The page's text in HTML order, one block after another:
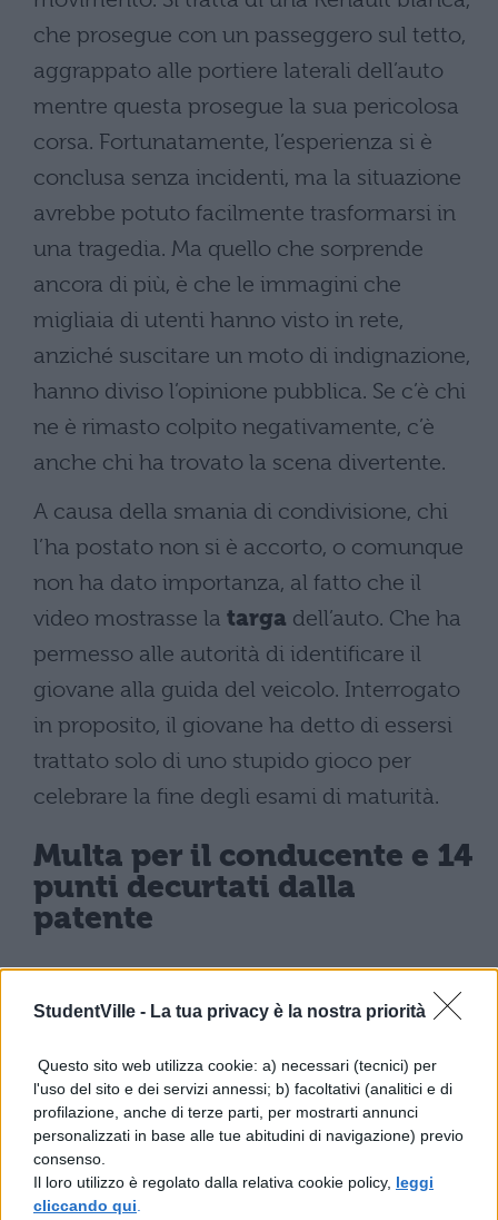
StudentVille - La tua privacy è la nostra priorità
Questo sito web utilizza cookie: a) necessari (tecnici) per
l'uso del sito e dei servizi annessi; b) facoltativi (analitici e di
profilazione, anche di terze parti, per mostrarti annunci
personalizzati in base alle tue abitudini di navigazione) previo
consenso.
Il loro utilizzo è regolato dalla relativa cookie policy, leggi
cliccando qui
che prosegue con un passeggero sul tetto,
aggrappato alle portiere laterali dell’auto
mentre questa prosegue la sua pericolosa
corsa. Fortunatamente, l’esperienza si è
conclusa senza incidenti, ma la situazione
avrebbe potuto facilmente trasformarsi in
una tragedia. Ma quello che sorprende
ancora di più, è che le immagini che
migliaia di utenti hanno visto in rete,
anziché suscitare un moto di indignazione,
hanno diviso l’opinione pubblica. Se c’è chi
ne è rimasto colpito negativamente, c’è
anche chi ha trovato la scena divertente.
A causa della smania di condivisione, chi
l’ha postato non si è accorto, o comunque
non ha dato importanza, al fatto che il
video mostrasse la targa dell’auto. Che ha
permesso alle autorità di identificare il
giovane alla guida del veicolo. Interrogato
in proposito, il giovane ha detto di essersi
trattato solo di uno stupido gioco per
celebrare la fine degli esami di maturità.
Multa per il conducente e 14
punti decurtati dalla
patente
La preoccupazione degli inquirenti
risiedeva principalmente nel fatto che
qualcosa di simile, in seguito ai drammatici
eventi di Casal Palocco nei quali
protagonisti sono stati degli youtubers. Ma
il ragazzo ha smentito tale intento. Bene,